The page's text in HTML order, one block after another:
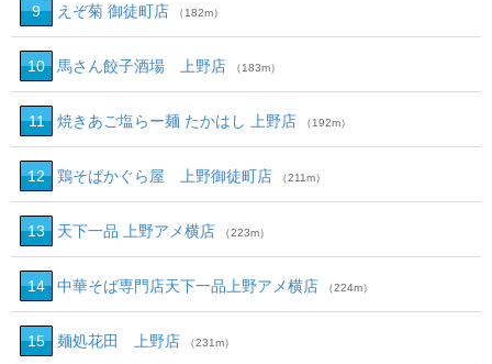
9 えぞ菊 御徒町店 （182m）
10 馬さん餃子酒場 上野店 （183m）
11 焼きあご塩らー麺 たかはし 上野店 （192m）
12 鶏そばかぐら屋 上野御徒町店 （211m）
13 天下一品 上野アメ横店 （223m）
14 中華そば専門店天下一品上野アメ横店 （224m）
15 麺処花田 上野店 （231m）